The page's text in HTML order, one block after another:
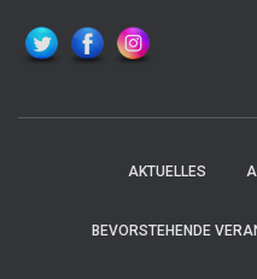
AKTUELLES
BEVORSTEHENDE